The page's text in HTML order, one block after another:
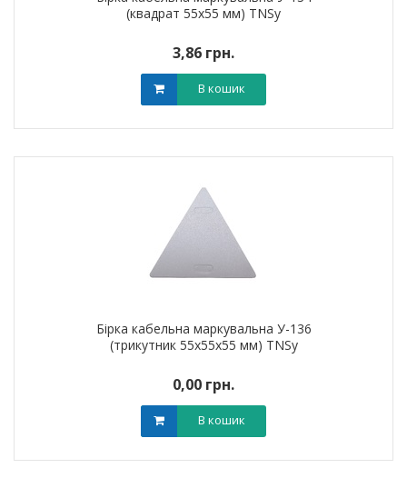
(квадрат 55х55 мм) TNSy
3,86 грн.
В кошик
Бірка кабельна маркувальна У-136
(трикутник 55х55х55 мм) TNSy
0,00 грн.
В кошик